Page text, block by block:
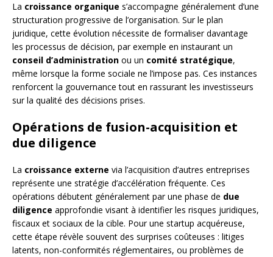
La croissance organique s’accompagne généralement d’une
structuration progressive de l’organisation. Sur le plan
juridique, cette évolution nécessite de formaliser davantage
les processus de décision, par exemple en instaurant un
conseil d’administration ou un comité stratégique,
même lorsque la forme sociale ne l’impose pas. Ces instances
renforcent la gouvernance tout en rassurant les investisseurs
sur la qualité des décisions prises.
Opérations de fusion-acquisition et
due diligence
La croissance externe via l’acquisition d’autres entreprises
représente une stratégie d’accélération fréquente. Ces
opérations débutent généralement par une phase de due
diligence approfondie visant à identifier les risques juridiques,
fiscaux et sociaux de la cible. Pour une startup acquéreuse,
cette étape révèle souvent des surprises coûteuses : litiges
latents, non-conformités réglementaires, ou problèmes de